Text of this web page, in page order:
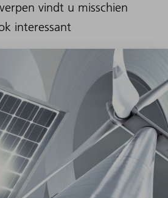
vindt u misschien
interessant